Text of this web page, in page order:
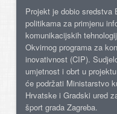
Projekt je dobio sredstva
politikama za primjenu
komunikacijskih
Okvirnog programa za
inovativnost (CIP).
umjetnost i obrt u
će podržati Ministarstvo
Hrvatske i Gradski ured
šport grada Zagreba.